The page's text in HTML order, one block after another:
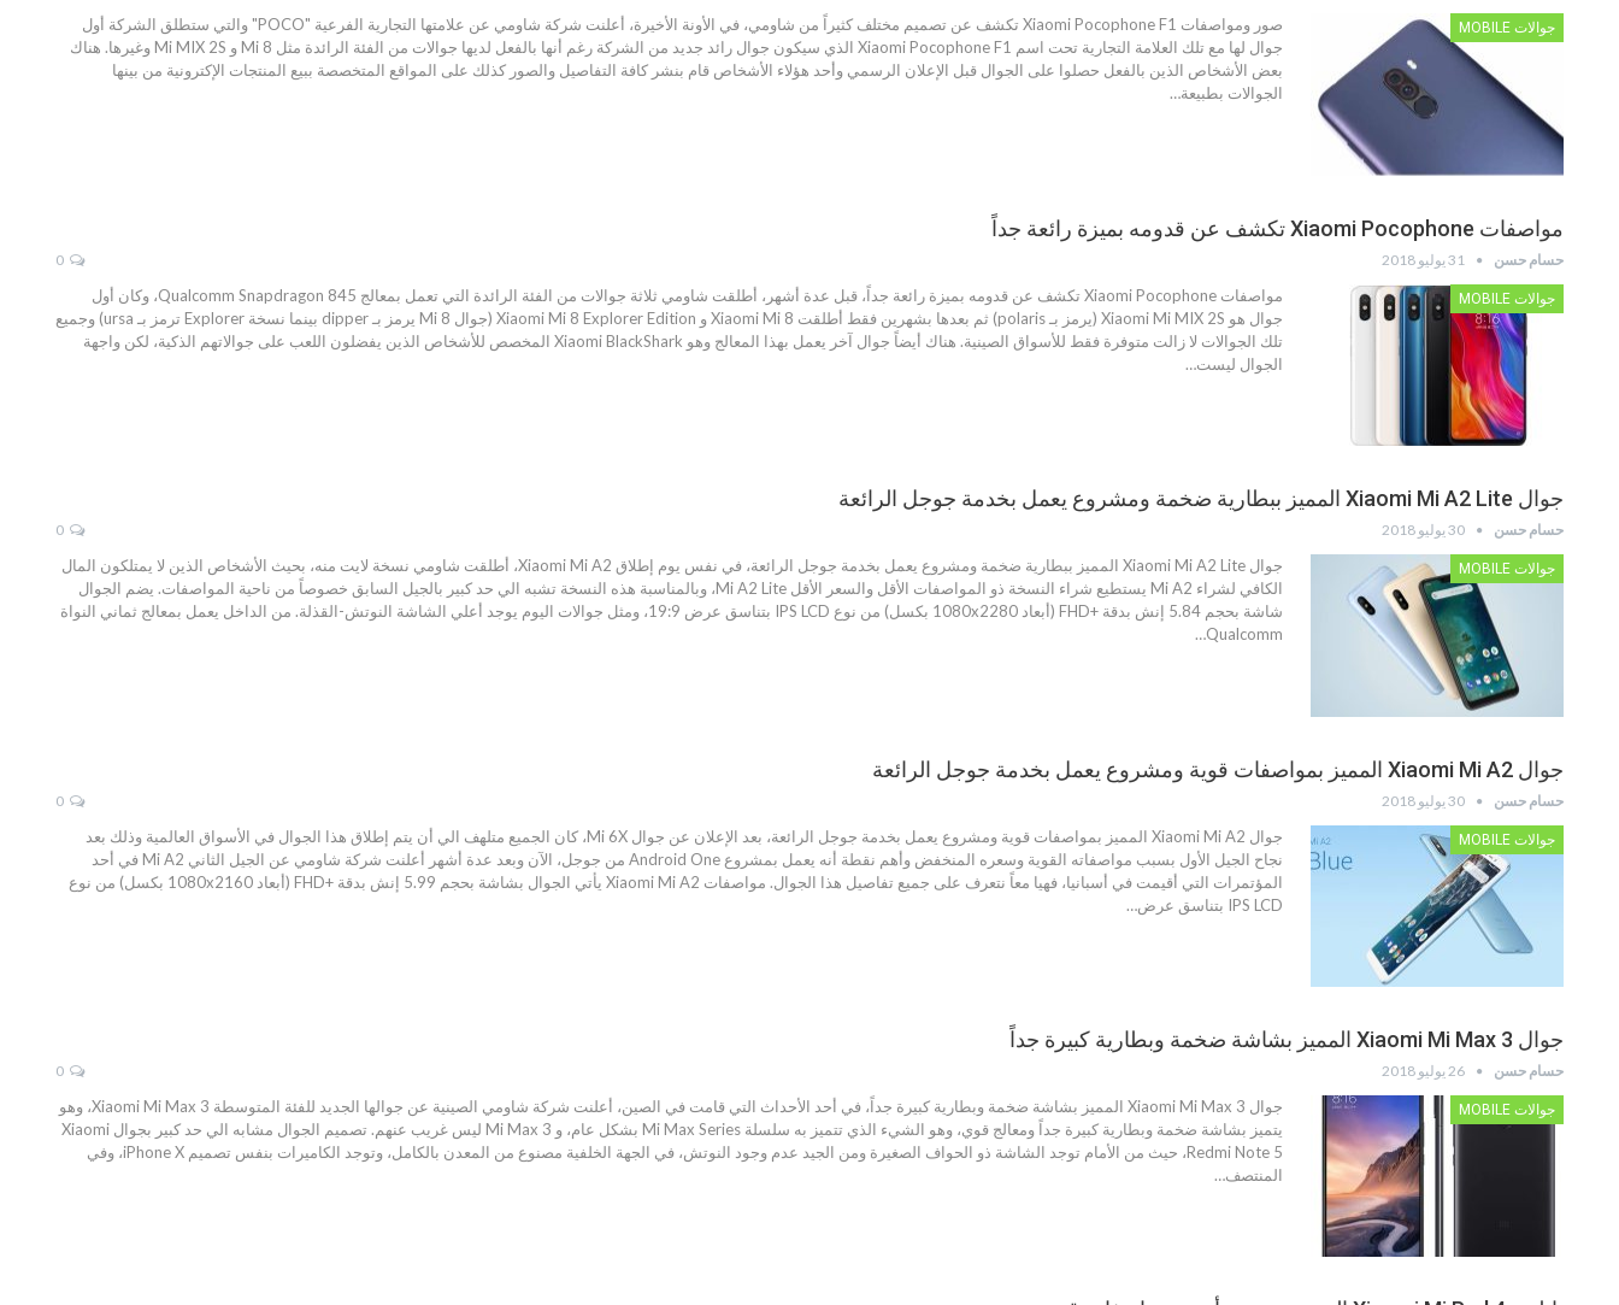
جوالات MOBILE
صور ومواصفات Xiaomi Pocophone F1 تكشف عن تصميم مختلف كثيراً من شاومي، في الأونة الأخيرة، أعلنت شركة شاومي عن علامتها التجارية الفرعية "POCO" والتي ستطلق الشركة أول
جوال لها مع تلك العلامة التجارية تحت اسم Xiaomi Pocophone F1 الذي سيكون جوال رائد جديد من الشركة رغم أنها بالفعل لديها جوالات من الفئة الرائدة مثل Mi 8 و Mi MIX 2S وغيرها. هناك
بعض الأشخاص الذين بالفعل حصلوا على الجوال قبل الإعلان الرسمي وأحد هؤلاء الأشخاص قام بنشر كافة التفاصيل والصور كذلك على المواقع المتخصصة ببيع المنتجات الإكترونية من بينها
الجوالات بطبيعة…
مواصفات Xiaomi Pocophone تكشف عن قدومه بميزة رائعة جداً
حسام حسن 31 يوليو 2018
جوالات MOBILE
مواصفات Xiaomi Pocophone تكشف عن قدومه بميزة رائعة جداً، قبل عدة أشهر، أطلقت شاومي ثلاثة جوالات من الفئة الرائدة التي تعمل بمعالج Qualcomm Snapdragon 845، وكان أول
جوال هو Xiaomi Mi MIX 2S (يرمز بـ polaris) ثم بعدها بشهرين فقط أطلقت Xiaomi Mi 8 و Xiaomi Mi 8 Explorer Edition (جوال Mi 8 يرمز بـ dipper بينما نسخة Explorer ترمز بـ ursa) وجميع
تلك الجوالات لا زالت متوفرة فقط للأسواق الصينية. هناك أيضاً جوال آخر يعمل بهذا المعالج وهو Xiaomi BlackShark المخصص للأشخاص الذين يفضلون اللعب على جوالاتهم الذكية، لكن واجهة
الجوال ليست…
جوال Xiaomi Mi A2 Lite المميز ببطارية ضخمة ومشروع يعمل بخدمة جوجل الرائعة
حسام حسن 30 يوليو 2018
جوالات MOBILE
جوال Xiaomi Mi A2 Lite المميز ببطارية ضخمة ومشروع يعمل بخدمة جوجل الرائعة، في نفس يوم إطلاق Xiaomi Mi A2، أطلقت شاومي نسخة لايت منه، بحيث الأشخاص الذين لا يمتلكون المال
الكافي لشراء Mi A2 يستطيع شراء النسخة ذو المواصفات الأقل والسعر الأقل Mi A2 Lite، وبالمناسبة هذه النسخة تشبه الي حد كبير بالجيل السابق خصوصاً من ناحية المواصفات. يضم الجوال
شاشة بحجم 5.84 إنش بدقة +FHD (أبعاد 1080x2280 بكسل) من نوع IPS LCD بتناسق عرض 19:9، ومثل جوالات اليوم يوجد أعلي الشاشة النوتش-القذلة. من الداخل يعمل بمعالج ثماني النواة
Qualcomm…
جوال Xiaomi Mi A2 المميز بمواصفات قوية ومشروع يعمل بخدمة جوجل الرائعة
حسام حسن 30 يوليو 2018
جوالات MOBILE
جوال Xiaomi Mi A2 المميز بمواصفات قوية ومشروع يعمل بخدمة جوجل الرائعة، بعد الإعلان عن جوال Mi 6X، كان الجميع متلهف الي أن يتم إطلاق هذا الجوال في الأسواق العالمية وذلك بعد
نجاح الجيل الأول بسبب مواصفاته القوية وسعره المنخفض وأهم نقطة أنه يعمل بمشروع Android One من جوجل، الآن وبعد عدة أشهر أعلنت شركة شاومي عن الجيل الثاني Mi A2 في أحد
المؤتمرات التي أقيمت في أسبانيا، فهيا معاً نتعرف على جميع تفاصيل هذا الجوال. مواصفات Xiaomi Mi A2 يأتي الجوال بشاشة بحجم 5.99 إنش بدقة +FHD (أبعاد 1080x2160 بكسل) من نوع
IPS LCD بتناسق عرض…
جوال Xiaomi Mi Max 3 المميز بشاشة ضخمة وبطارية كبيرة جداً
حسام حسن 26 يوليو 2018
جوالات MOBILE
جوال Xiaomi Mi Max 3 المميز بشاشة ضخمة وبطارية كبيرة جداً، في أحد الأحداث التي قامت في الصين، أعلنت شركة شاومي الصينية عن جوالها الجديد للفئة المتوسطة Xiaomi Mi Max 3، وهو
يتميز بشاشة ضخمة وبطارية كبيرة جداً ومعالج قوي، وهو الشيء الذي تتميز به سلسلة Mi Max Series بشكل عام، و Mi Max 3 ليس غريب عنهم. تصميم الجوال مشابه الي حد كبير بجوال Xiaomi
Redmi Note 5، حيث من الأمام توجد الشاشة ذو الحواف الصغيرة ومن الجيد عدم وجود النوتش، في الجهة الخلفية مصنوع من المعدن بالكامل، وتوجد الكاميرات بنفس تصميم iPhone X، وفي
المنتصف…